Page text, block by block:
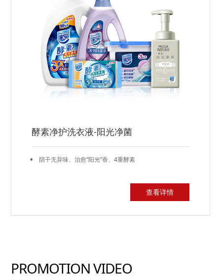
酵素净护洗衣液-阳光净菌
· 阴干无异味、治愈“阳光”香、4重酵素
查看详情
PROMOTION VIDEO